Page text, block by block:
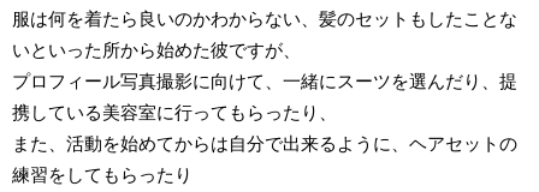
服は何を着たら良いのかわからない、髪のセットもしたことな
いといった所から始めた彼ですが、
プロフィール写真撮影に向けて、一緒にスーツを選んだり、提
携している美容室に行ってもらったり、
また、活動を始めてからは自分で出来るように、ヘアセットの
練習をしてもらったり